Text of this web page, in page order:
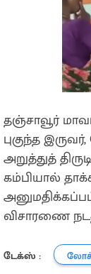
தஞ்சாவூர்
புகுந்த
அறுத்துத்
கம்பியால்
விசாரணை
டேக்ஸ் :